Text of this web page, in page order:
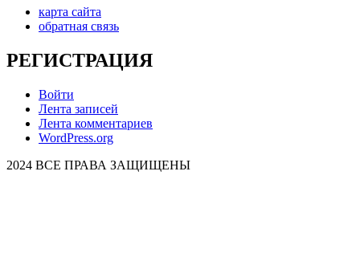
карта сайта
обратная связь
РЕГИСТРАЦИЯ
Войти
Лента записей
Лента комментариев
WordPress.org
2024 ВСЕ ПРАВА ЗАЩИЩЕНЫ